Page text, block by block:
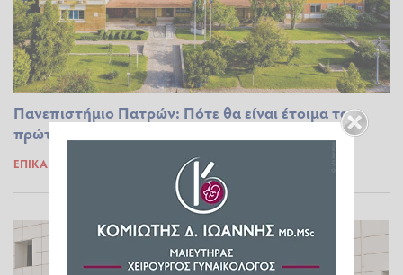
Πανεπιστήμιο Πατρών: Πότε θα είναι έτοιμα τα
πρώτα 102 δωμάτια στην Φοιτητική Εστία
ΕΠΊΚΑΙΡΑ